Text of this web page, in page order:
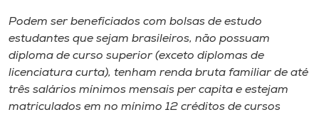
Podem ser beneficiados com bolsas de estudo
estudantes que sejam brasileiros, não possuam
diploma de curso superior (exceto diplomas de
licenciatura curta), tenham renda bruta familiar de até
três salários mínimos mensais per capita e estejam
matriculados em no mínimo 12 créditos de cursos